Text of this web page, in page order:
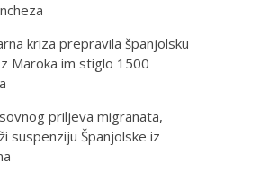
kriza prepravila španjolsku
Maroka im stiglo 1500
priljeva migranata,
suspenziju Španjolske iz